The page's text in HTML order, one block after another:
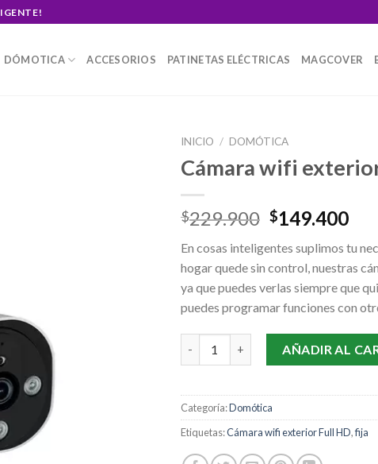
DÓMOTICA ACCESORIOS PATINETAS ELÉCTRICAS MAGCOVER
INICIO / DOMÓTICA
Cámara wifi
$229.900 Original
was:
$229.900.
$149.400
is:
En cosas inteligentes suplimos tu
hogar quede sin control, nuestras
ya que puedes verlas siempre que
puedes programar funciones con
Cámara wifi exterior Full HD cantidad
AÑADIR AL
Categoría:Domótica
Etiquetas:Cámara wifi exterior Full HD,fija